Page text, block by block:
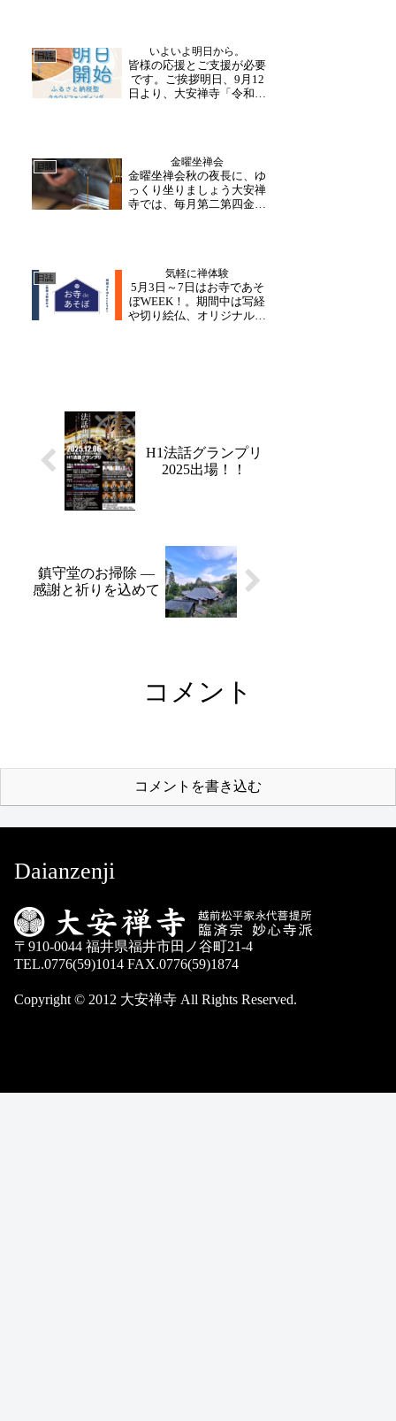
た。「良い呼吸の為には、
まずは土台から。」″足を組
んで痛い”や″背筋を伸...
日誌 いよいよ明日から。
皆様の応援とご支援が必要
です。ご挨拶明日、9月12
日より、大安禅寺「令和の
緊張でいっぱいです。けれ
どもそれ以上に、ここまで
大安禅寺守り伝えてきた...
日誌 金曜坐禅会
金曜坐禅会秋の夜長に、ゆ
っくり坐りましょう大安禅
寺では、毎月第二第四金曜
ど、様々です。初めてお越
しの方は、分かりやすくご
指導いたしますので、お
気...
日誌 気軽に禅体験
5月3日～7日はお寺であそ
ぼWEEK！。期間中は写経
や切り絵仏、オリジナルの
H1法話グランプリ
2025出場！！
鎮守堂のお掃除 ―
感謝と祈りを込めて
コメント
コメントを書き込む
Daianzenji
〒910-0044 福井県福井市田ノ谷町21-4
TEL.0776(59)1014 FAX.0776(59)1874
Copyright © 2012 大安禅寺 All Rights Reserved.